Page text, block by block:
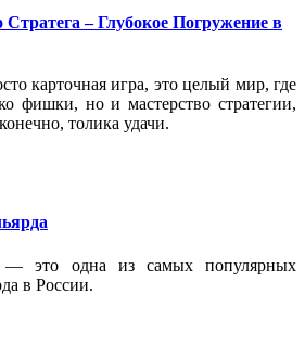
– Глубокое Погружение в
карточная игра, это целый мир, где
фишки, но и мастерство стратегии,
толика удачи.
— это одна из самых популярных
в России.